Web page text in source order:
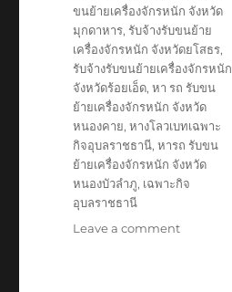
ขนย้ายเครื่องจักรหนัก จังหวัด
มุกดาหาร,รับจ้างรับขนย้าย
เครื่องจักรหนัก จังหวัดยโสธร,
รับจ้างรับขนย้ายเครื่องจักรหนัก
จังหวัดร้อยเอ็ด,หา รถ รับขน
ย้ายเครื่องจักรหนัก จังหวัด
หนองคาย,หางโลวเบทเฉพาะ
กิจอุบลราชธานี,หารถ รับขน
ย้ายเครื่องจักรหนัก จังหวัด
หนองบัวลำภู, เฉพาะกิจ
อุบลราชธานี
Leave a commenton